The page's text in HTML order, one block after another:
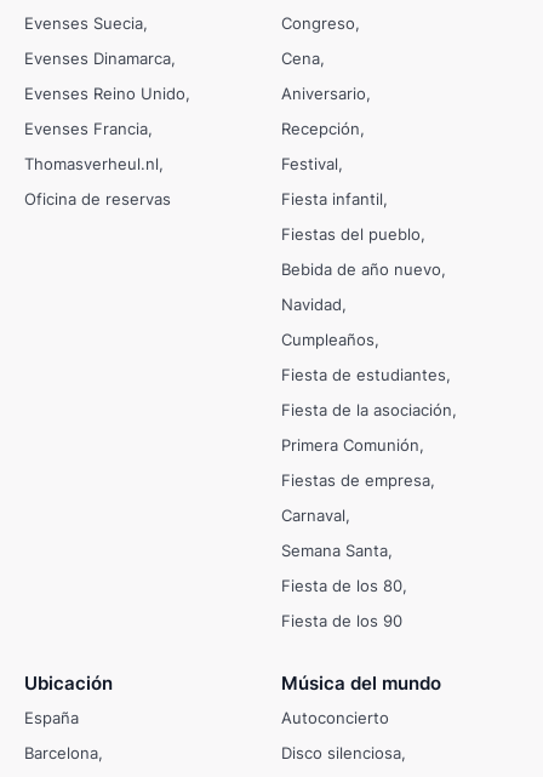
Evenses Suecia
Evenses Dinamarca
Evenses Reino Unido
Evenses Francia
Thomasverheul.nl
Oficina de reservas
Congreso
Cena
Aniversario
Recepción
Festival
Fiesta infantil
Fiestas del pueblo
Bebida de año nuevo
Navidad
Cumpleaños
Fiesta de estudiantes
Fiesta de la asociación
Primera Comunión
Fiestas de empresa
Carnaval
Semana Santa
Fiesta de los 80
Fiesta de los 90
Ubicación
España
Barcelona
Música del mundo
Autoconcierto
Disco silenciosa